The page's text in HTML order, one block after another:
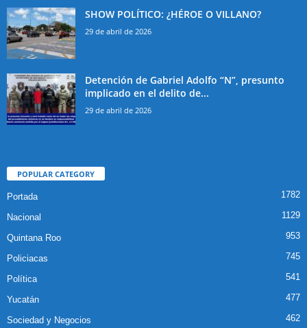
SHOW POLÍTICO: ¿HÉROE O VILLANO?
29 de abril de 2026
Detención de Gabriel Adolfo “N”, presunto
implicado en el delito de...
29 de abril de 2026
POPULAR CATEGORY
Portada 1782
Nacional 1129
Quintana Roo 953
Policiacas 745
Política 541
Yucatán 477
Sociedad y Negocios 462